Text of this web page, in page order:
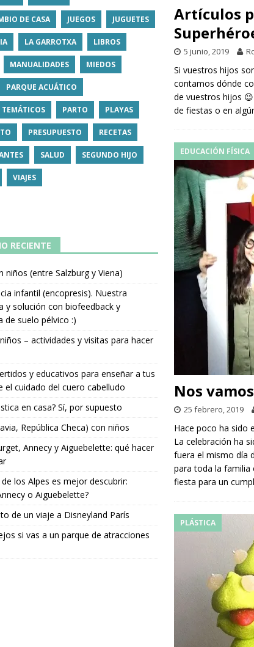
Artículos
5 junio, 2019
Si vuestros hijos
contamos dónde
de vuestros hijos
de fiestas o en
EDUCACIÓN FÍSICA
Nos
25 febrero, 2019
Hace poco ha sido
La celebración ha
fuera el mismo día
para toda la familia
fiesta para un
PLÁSTICA
DE CASA JUEGOS JUGUETES
LA GARROTXA LIBROS
MANUALIDADES MIEDOS
PARQUE ACUÁTICO
TEMÁTICOS PARTO PLAYAS
PRESUPUESTO RECETAS
SALUD SEGUNDO HIJO
VIAJES
RECIENTE
niños (entre Salzburg y Viena)
infantil (encopresis). Nuestra
y solución con biofeedback y
de suelo pélvico :)
– actividades y visitas para hacer
y educativos para enseñar a tus
el cuidado del cuero cabelludo
en casa? Sí, por supuesto
República Checa) con niños
Annecy y Aiguebelette: qué hacer
los Alpes es mejor descubrir:
o Aiguebelette?
de un viaje a Disneyland París
si vas a un parque de atracciones